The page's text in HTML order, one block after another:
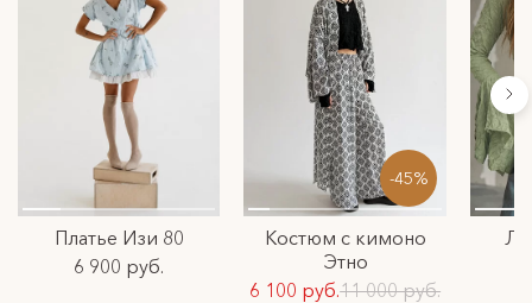
Платье Изи 80
6 900 руб.
-45%
Костюм с кимоно
Этно
6 100 руб.11 000 руб.